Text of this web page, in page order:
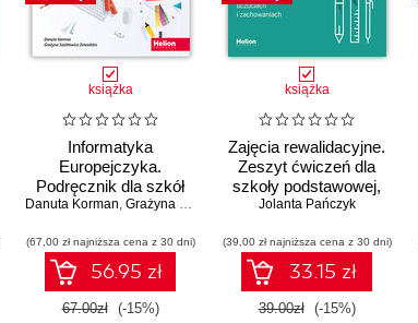
książka
Informatyka
Europejczyka.
Podręcznik dla szkół
ponadpodstawowych.
Część 1
Danuta Korman, Grażyna Szabłowicz-Zawadzka
(67,00 zł najniższa cena z 30 dni)
56.95 zł
67.00zł (-15%)
książka
Zajęcia rewalidacyjne.
Zeszyt ćwiczeń dla
szkoły podstawowej,
klasy 7 - 8. Część 2.
utrwalamy poprawne
formy gramatyczne i
zasady ortografii.
Uczymy się o
Jolanta Pańczyk
(39,00 zł najniższa cena z 30 dni)
33.15 zł
39.00zł (-15%)